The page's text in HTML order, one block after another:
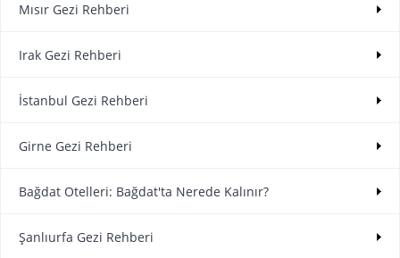
Mısır Gezi Rehberi
Irak Gezi Rehberi
İstanbul Gezi Rehberi
Girne Gezi Rehberi
Bağdat Otelleri: Bağdat'ta Nerede Kalınır?
Şanlıurfa Gezi Rehberi